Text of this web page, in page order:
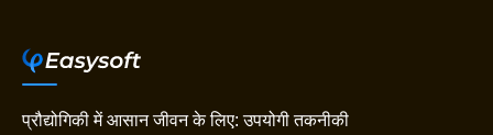
प्रौद्योगिकी में आसान जीवन के लिए: उपयोगी तकनीकी